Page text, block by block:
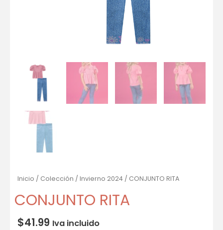
Inicio / Colección / Invierno 2024 / CONJUNTO RITA
CONJUNTO RITA
$41.99 Iva incluido